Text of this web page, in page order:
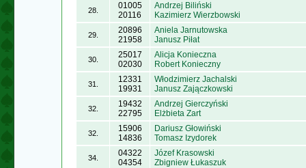
28.
01005
20116
Andrzej Biliński
Kazimierz Wierzbowski
29.
20896
21958
Aniela Jarnutowska
Janusz Piłat
30.
25017
02030
Alicja Konieczna
Robert Konieczny
31.
12331
19931
Włodzimierz Jachalski
Janusz Zajączkowski
32.
19432
22795
Andrzej Gierczyński
Elżbieta Zart
32.
15906
14836
Dariusz Głowiński
Tomasz Izydorek
34.
04322
04354
Józef Krasowski
Zbigniew Łukaszuk